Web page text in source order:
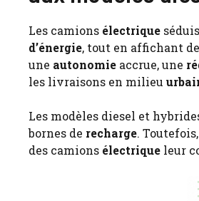
Les camions électrique
d’énergie, tout en affichant
une autonomie accrue, une
les livraisons en milieu
Les modèles diesel et
bornes de recharge.
des camions électrique leur